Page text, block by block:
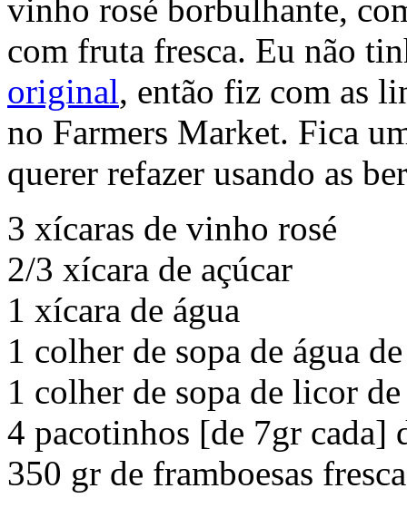
vinho rosé borbulhante,
com fruta fresca. Eu não
original, então fiz com as
no Farmers Market. Fica
querer refazer usando as
3 xícaras de vinho rosé
2/3 xícara de açúcar
1 xícara de água
1 colher de sopa de água
1 colher de sopa de licor
4 pacotinhos [de 7gr cada]
350 gr de framboesas